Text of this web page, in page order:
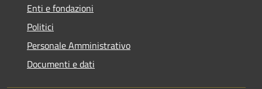
Enti e fondazioni
Politici
Personale Amministrativo
Documenti e dati